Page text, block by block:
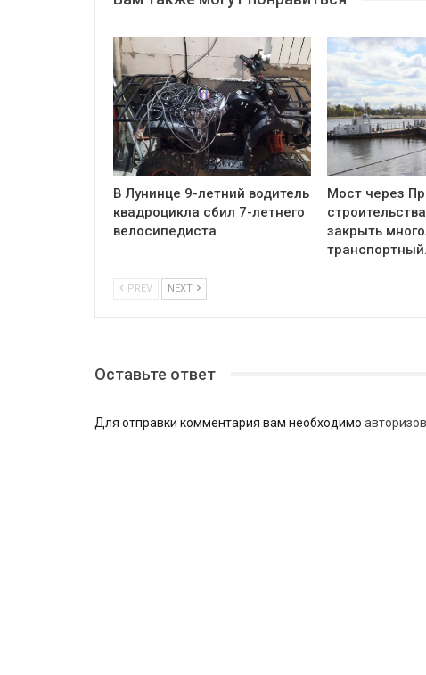
В Лунинце 9-летний водитель
квадроцикла сбил 7-летнего
велосипедиста
Мост через
закрыть
PREV NEXT
Оставьте ответ
Для отправки комментария вам необходимо